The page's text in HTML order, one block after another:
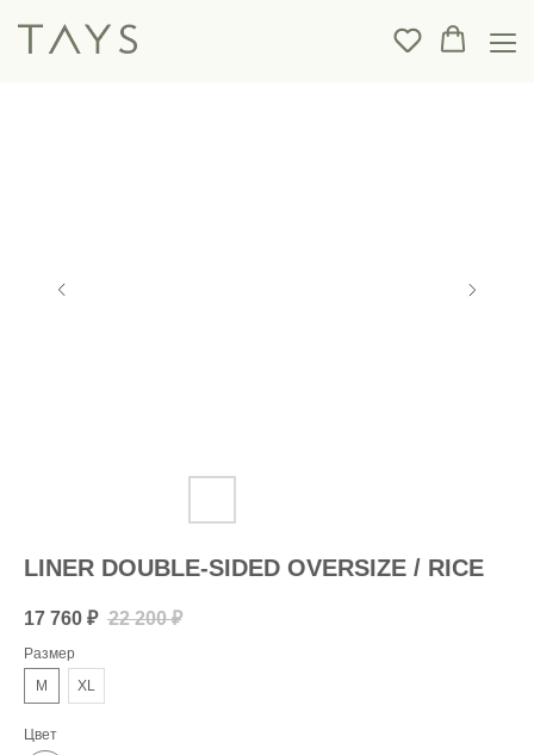
LINER DOUBLE-SIDED OVERSIZE / RICE
17 760 ₽ 22 200 ₽
Размер
M
XL
Цвет